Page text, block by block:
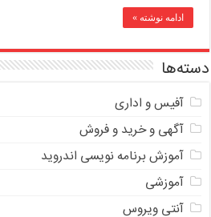
ادامه نوشته »
دسته‌ها
آفیس و اداری
آگهی و خرید و فروش
آموزش برنامه نویسی اندروید
آموزشی
آنتی ویروس